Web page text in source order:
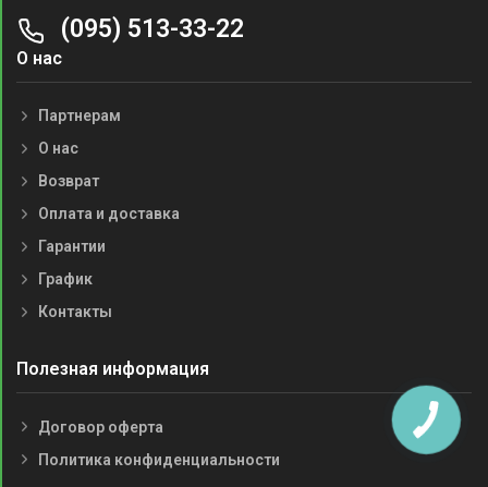
(095) 513-33-22
О нас
Партнерам
О нас
Возврат
Оплата и доставка
Гарантии
График
Контакты
Полезная информация
Договор оферта
Политика конфиденциальности